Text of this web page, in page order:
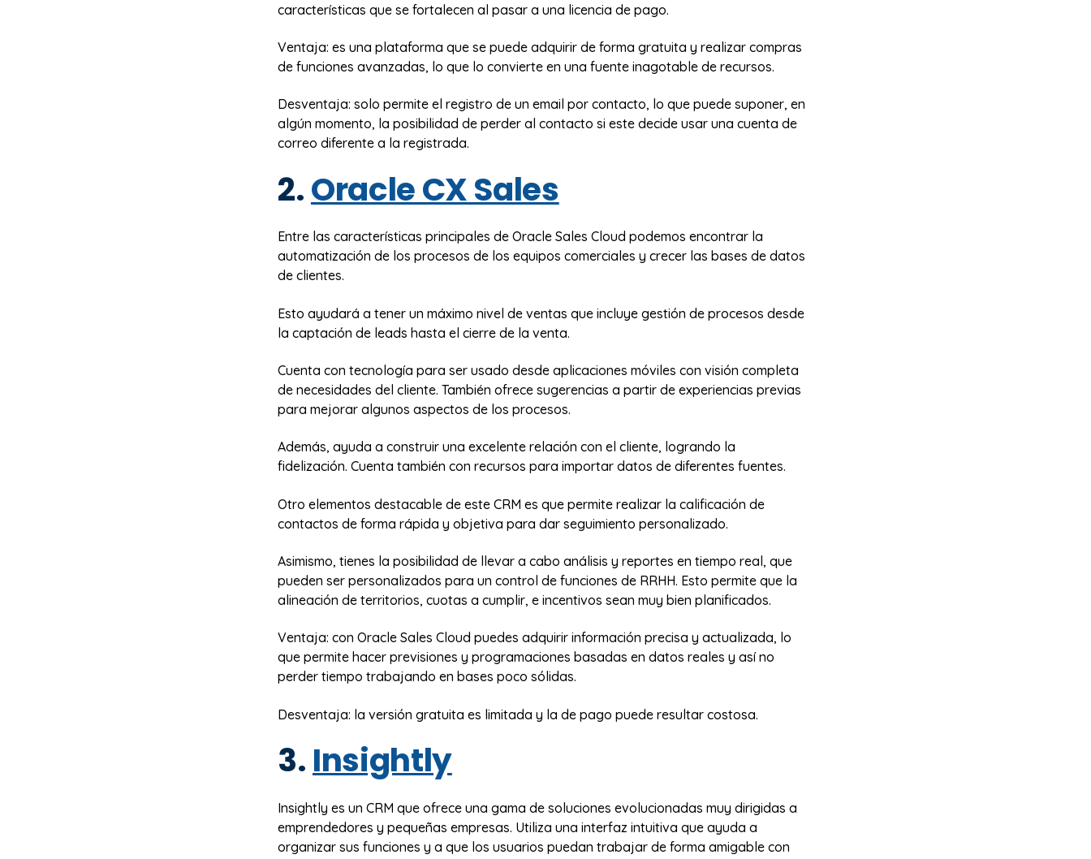
características que se fortalecen al pasar a una licencia de pago.
Ventaja: es una plataforma que se puede adquirir de forma gratuita y realizar compras
de funciones avanzadas, lo que lo convierte en una fuente inagotable de recursos.
Desventaja: solo permite el registro de un email por contacto, lo que puede suponer, en
algún momento, la posibilidad de perder al contacto si este decide usar una cuenta de
correo diferente a la registrada.
2.Oracle CX Sales
Entre las características principales de Oracle Sales Cloud podemos encontrar la
automatización de los procesos de los equipos comerciales y crecer las bases de datos
de clientes.
Esto ayudará a tener un máximo nivel de ventas que incluye gestión de procesos desde
la captación de leads hasta el cierre de la venta.
Cuenta con tecnología para ser usado desde aplicaciones móviles con visión completa
de necesidades del cliente. También ofrece sugerencias a partir de experiencias previas
para mejorar algunos aspectos de los procesos.
Además, ayuda a construir una excelente relación con el cliente, logrando la
fidelización. Cuenta también con recursos para importar datos de diferentes fuentes.
Otro elementos destacable de este CRM es que permite realizar la calificación de
contactos de forma rápida y objetiva para dar seguimiento personalizado.
Asimismo, tienes la posibilidad de llevar a cabo análisis y reportes en tiempo real, que
pueden ser personalizados para un control de funciones de RRHH. Esto permite que la
alineación de territorios, cuotas a cumplir, e incentivos sean muy bien planificados.
Ventaja: con Oracle Sales Cloud puedes adquirir información precisa y actualizada, lo
que permite hacer previsiones y programaciones basadas en datos reales y así no
perder tiempo trabajando en bases poco sólidas.
Desventaja: la versión gratuita es limitada y la de pago puede resultar costosa.
3.Insightly
Insightly es un CRM que ofrece una gama de soluciones evolucionadas muy dirigidas a
emprendedores y pequeñas empresas. Utiliza una interfaz intuitiva que ayuda a
organizar sus funciones y a que los usuarios puedan trabajar de forma amigable con